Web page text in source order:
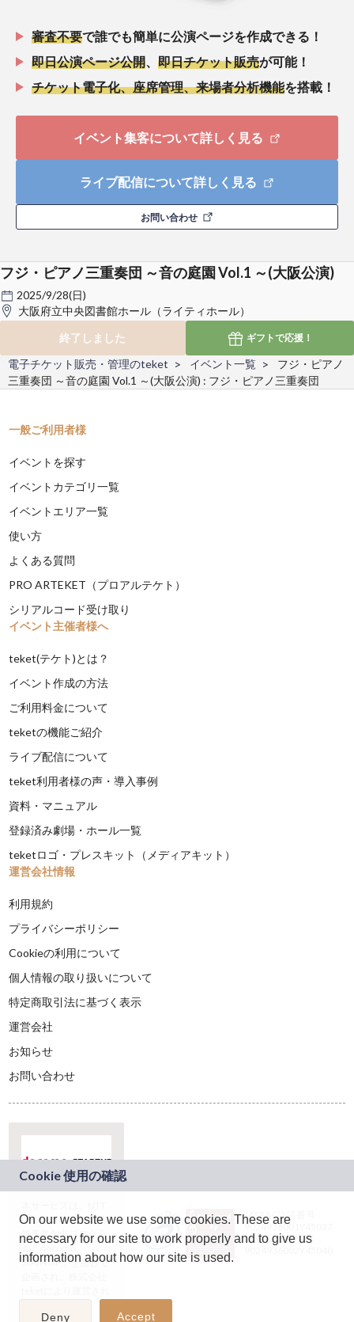
審査不要で誰でも簡単に公演ページを作成できる！
即日公演ページ公開
即日チケット販売が可能！
チケット電子化、座席管理、来場者分析機能を搭載！
イベント集客について詳しく見る
ライブ配信について詳しく見る
お問い合わせ
フジ・ピアノ三重奏団 ～音の庭園 Vol.1 ～(大阪公演)
2025/9/28(日)
大阪府立中央図書館ホール（ライティホール）
終了しました
ギフトで応援！
電子チケット販売・管理のteket イベント一覧
フジ・ピアノ
三重奏団 ～音の庭園 Vol.1 ～(大阪公演) : フジ・ピアノ三重奏団
一般ご利用者様
イベントを探す
イベントカテゴリ一覧
イベントエリア一覧
使い方
よくある質問
PRO ARTEKET（プロアルテケト）
シリアルコード受け取り
イベント主催者様へ
teket(テケト)とは？
イベント作成の方法
ご利用料金について
teketの機能ご紹介
ライブ配信について
teket利用者様の声・導入事例
資料・マニュアル
登録済み劇場・ホール一覧
teketロゴ・プレスキット（メディアキット）
運営会社情報
利用規約
プライバシーポリシー
Cookieの利用について
個人情報の取り扱いについて
特定商取引法に基づく表示
運営会社
お知らせ
お問い合わせ
ドコモグループの新
規事業創出プログラ
ム「docomo
STARTUP」を通じて
JASRAC許諾番号：
9024936001Y45037
JASRAC許諾番号：
On our website we use some cookies. These are
necessary for our site to work properly and to give us
information about how our site is used.
Deny Accept